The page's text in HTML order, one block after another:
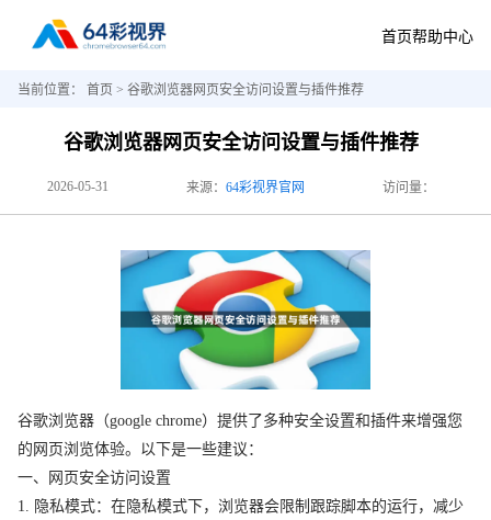
首页帮助中心
当前位置： 首页 > 谷歌浏览器网页安全访问设置与插件推荐
谷歌浏览器网页安全访问设置与插件推荐
2026-05-31 来源： 64彩视界官网 访问量：
谷歌浏览器（google chrome）提供了多种安全设置和插件来增强您
的网页浏览体验。以下是一些建议：
一、网页安全访问设置
1. 隐私模式：在隐私模式下，浏览器会限制跟踪脚本的运行，减少